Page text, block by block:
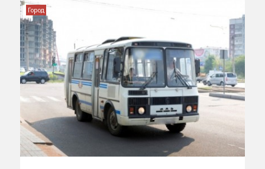
Город